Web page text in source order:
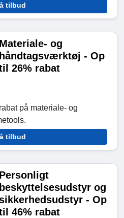
tilbud
Materiale- og
håndtagsværktøj - Op
26% rabat
på materiale- og
tilbud
Personligt
beskyttelsesudstyr og
- Op
46% rabat